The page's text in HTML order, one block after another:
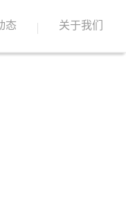
态 关于我们